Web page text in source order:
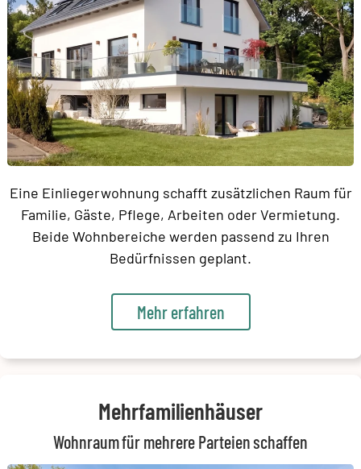
Eine Einliegerwohnung schafft zusätzlichen Raum für
Familie, Gäste, Pflege, Arbeiten oder Vermietung.
Beide Wohnbereiche werden passend zu Ihren
Bedürfnissen geplant.
Mehr erfahren
Mehrfamilienhäuser
Wohnraum für mehrere Parteien schaffen